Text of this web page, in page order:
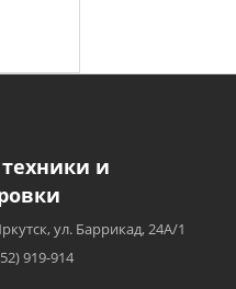
и
ул. Баррикад, 24А/1
919-914